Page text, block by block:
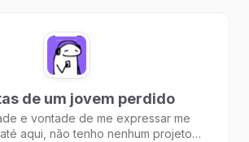
de um jovem perdido
e vontade de me expressar me
aqui, não tenho nenhum projeto